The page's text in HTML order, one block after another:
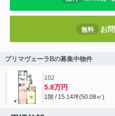
無料 お
プリマヴェーラBの募集中物件
102
5.8万円
1階 / 15.14坪(50.08㎡)